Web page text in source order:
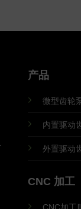
产品
微型齿轮
内置驱动
外置驱动
CNC 加工
CNC加工